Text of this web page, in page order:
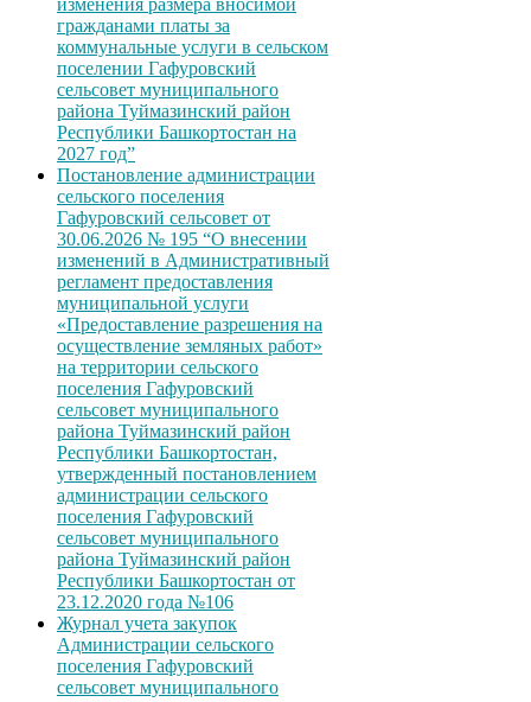
гражданами платы за
коммунальные услуги в сельском
поселении Гафуровский
сельсовет муниципального
района Туймазинский район
Республики Башкортостан на
2027 год”
Постановление администрации
сельского поселения
Гафуровский сельсовет от
30.06.2026 № 195 “О внесении
изменений в Административный
регламент предоставления
муниципальной услуги
«Предоставление разрешения на
осуществление земляных работ»
на территории сельского
поселения Гафуровский
сельсовет муниципального
района Туймазинский район
Республики Башкортостан,
утвержденный постановлением
администрации сельского
поселения Гафуровский
сельсовет муниципального
района Туймазинский район
Республики Башкортостан от
23.12.2020 года №106
Журнал учета закупок
Администрации сельского
поселения Гафуровский
сельсовет муниципального